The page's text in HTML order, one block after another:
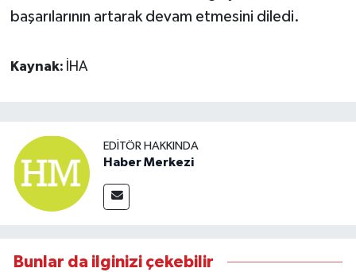
başarılarının artarak devam etmesini diledi.
Kaynak: İHA
EDITÖR HAKKINDA
Haber Merkezi
Bunlar da ilginizi çekebilir